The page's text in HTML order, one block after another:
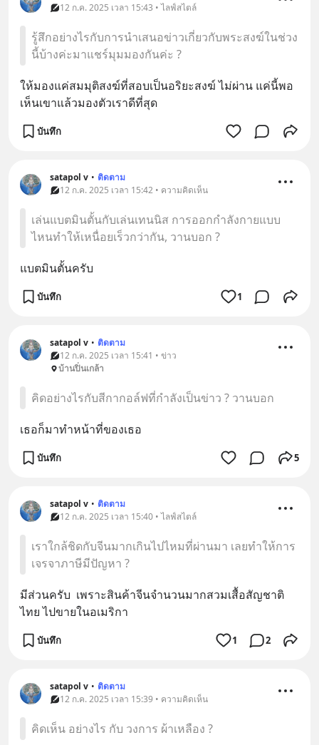
12 ก.ค. 2025 เวลา 15:43 • ไลฟ์สไตล์
รู้สึกอย่างไรกับการนำเสนอข่าวเกี่ยวกับพระสงฆ์ในช่วง
นี้บ้างค่ะมาแชร์มุมมองกันค่ะ ?
ให้มองแค่สมมุติสงฆ์ที่สอบเป็นอริยะสงฆ์​ ไม่ผ่าน​ แค่นี้พอ​
เห็นเขาแล้วมองตัวเราดีที่สุด​
บันทึก
satapol​ v • ติดตาม
12 ก.ค. 2025 เวลา 15:42 • ความคิดเห็น
เล่นแบตมินตั้นกับเล่นเทนนิส การออกกำลังกายแบบ
ไหนทำให้เหนื่อยเร็วกว่ากัน, วานบอก ?
แบตมินตั้นครับ
บันทึก 1
satapol​ v • ติดตาม
12 ก.ค. 2025 เวลา 15:41 • ข่าว
บ้านปิ่นเกล้า
คิดอย่างไรกับสีกากอล์ฟที่กำลังเป็นข่าว ? วานบอก
เธอก็มาทำหน้าที่ของเธอ​
บันทึก 5
satapol​ v • ติดตาม
12 ก.ค. 2025 เวลา 15:40 • ไลฟ์สไตล์
เราใกล้ชิดกับจีนมากเกินไปไหมที่ผ่านมา เลยทำให้การ
เจรจาภาษีมีปัญหา ?
มีส่วนครับ​  เพราะสินค้าจีนจำนวนมาก​สวมเสื้อสัญชาติ
ไทย​ ไปขายในอเมริกา​
บันทึก 1 2
satapol​ v • ติดตาม
12 ก.ค. 2025 เวลา 15:39 • ความคิดเห็น
คิดเห็น อย่างไร กับ วงการ ผ้าเหลือง ?